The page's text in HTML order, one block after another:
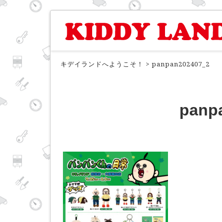
キデイランドへようこそ！ > panpan202407_2